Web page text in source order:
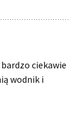
ciekawie
wodnik i